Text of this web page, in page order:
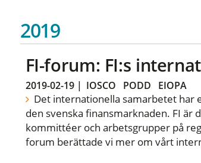
2019
FI-forum: FI:s
2019-02-19| IOSCO PODD EIOPA
Det internationella samarbetet har
den svenska finansmarknaden. FI
kommittéer och arbetsgrupper på
forum berättade vi mer om vårt